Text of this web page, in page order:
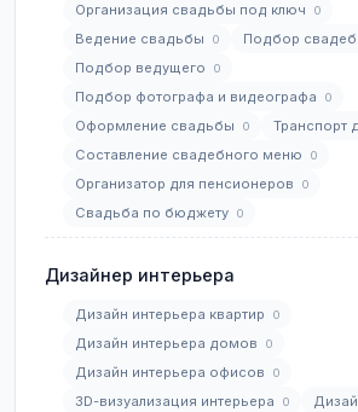
Организация свадьбы под ключ 0
Ведение свадьбы 0 Подбор
Подбор ведущего 0
Подбор фотографа и видеографа 0
Оформление свадьбы 0 Транспорт
Составление свадебного меню 0
Организатор для пенсионеров 0
Свадьба по бюджету 0
Дизайнер интерьера
Дизайн интерьера квартир 0
Дизайн интерьера домов 0
Дизайн интерьера офисов 0
3D-визуализация интерьера 0